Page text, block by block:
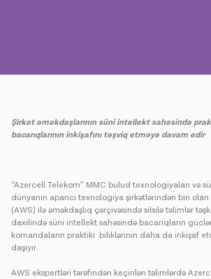
Şirkət əməkdaşlarının süni intellekt sahəsində
bacarıqlarının inkişafını təşviq etməyə davam edir
“Azercell Telekom” MMC bulud texnologiyaları və
dünyanın aparıcı texnologiya şirkətlərindən biri
(AWS) ilə əməkdaşlıq çərçivəsində silsilə təlimlər
daxilində süni intellekt sahəsində bacarıqların
komandaların praktiki biliklərinin daha da inkişaf
daşıyır.
AWS ekspertləri tərəfindən keçirilən təlimlərdə